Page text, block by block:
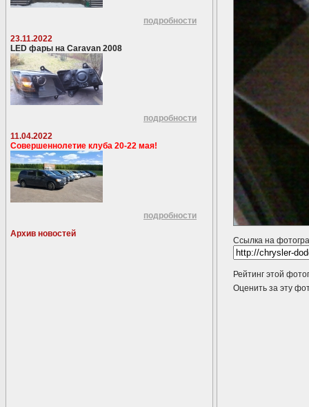
подробности
23.11.2022
LED фары на Caravan 2008
подробности
11.04.2022
Совершеннолетие клуба 20-22 мая!
подробности
Архив новостей
Ссылка на
Рейтинг этой
Оценить за эту